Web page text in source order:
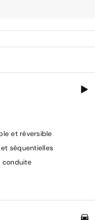
et réversible
séquentielles
conduite
dégivrants